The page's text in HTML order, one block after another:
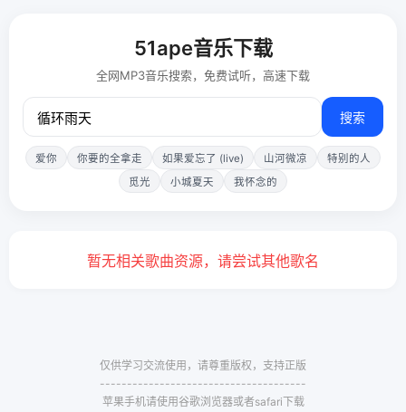
51ape音乐下载
全网MP3音乐搜索，免费试听，高速下载
搜索
爱你 你要的全拿走 如果爱忘了 (live) 山河微凉
特别的人
觅光
小城夏天 我怀念的
暂无相关歌曲资源，请尝试其他歌名
仅供学习交流使用，请尊重版权，支持正版
--------------------------------------
苹果手机请使用谷歌浏览器或者safari下载